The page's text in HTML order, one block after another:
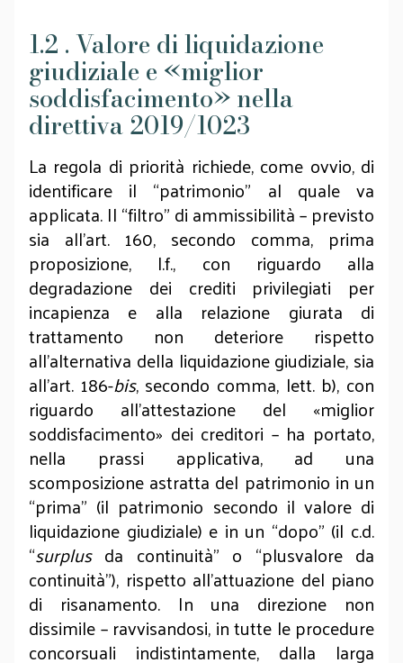
1.2 . Valore di liquidazione
giudiziale e «miglior
soddisfacimento» nella
direttiva 2019/1023
La regola di priorità richiede, come ovvio, di
identificare il “patrimonio” al quale va
applicata. Il “filtro” di ammissibilità – previsto
sia all’art. 160, secondo comma, prima
proposizione, l.f., con riguardo alla
degradazione dei crediti privilegiati per
incapienza e alla relazione giurata di
trattamento non deteriore rispetto
all’alternativa della liquidazione giudiziale, sia
all’art. 186-bis, secondo comma, lett. b), con
riguardo all’attestazione del «miglior
soddisfacimento» dei creditori – ha portato,
nella prassi applicativa, ad una
scomposizione astratta del patrimonio in un
“prima” (il patrimonio secondo il valore di
liquidazione giudiziale) e in un “dopo” (il c.d.
“surplusda continuità” o “plusvalore da
continuità”), rispetto all’attuazione del piano
di risanamento. In una direzione non
dissimile – ravvisandosi, in tutte le procedure
concorsuali indistintamente, dalla larga